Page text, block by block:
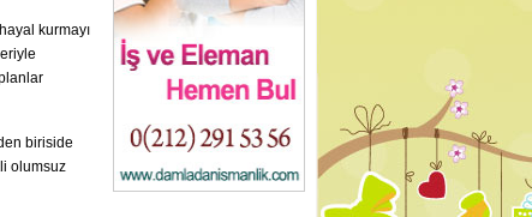
kurmayı
biriside
olumsuz